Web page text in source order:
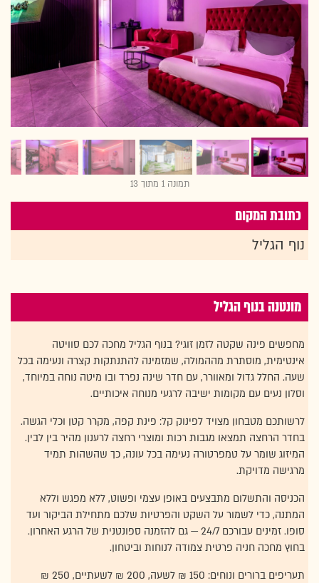
תמונה 1 מתוך 13
כתובת המקום
נוף הגליל
מונטנה בנוף הגליל
מחפשים פינה שקטה לזמן זוגי? בנוף הגליל מחכה לכם סוויטה
אינטימית, מוסתרת מההמולה, שמזמינה להתנתקות קצרה ונעימה בכל
שעה. החלל גדול ומאוורר, עם חדר שינה נפרד ובו מיטה נוחה במיוחד,
וסלון נעים עם מקומות ישיבה לרגעי מנוחה איכותיים.
לרשותכם מטבחון מצויד לפינוק קל: פינת קפה, מקרר קטן וכלי הגשה.
בחדר הרחצה תמצאו מגבות רכות ומוצרי רחצה לרענון מהיר בין לבין.
המיזוג שומר על טמפרטורה נעימה בכל עונה, כך שהשהות תמיד
מרגישה מדויקת.
הכניסה והתשלום מתבצעים באופן עצמי ופשוט, ללא מפגש וללא
המתנה, כדי לשמור על השקט והפרטיות שלכם מתחילת הביקור ועד
סופו. זמינים עבורכם 24/7 — גם להזמנה ספונטנית של הרגע האחרון.
בחוץ מחכה חניה פרטית צמודה לנוחות וביטחון.
תעריפים ברורים ונוחים: 150 ₪ לשעה, 200 ₪ לשעתיים, 250 ₪